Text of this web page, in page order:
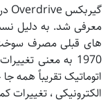
معرفی شد. به دلیل
های قبلی مصرف
الکترونیکی ، تغییرات